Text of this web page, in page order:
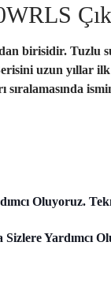
birisidir. Tuzlu
uzun yıllar
Oluyoruz.
Sizlere Yardımcı